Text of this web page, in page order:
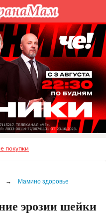
покупки
→ Мамино здоровье
эрозии шейки